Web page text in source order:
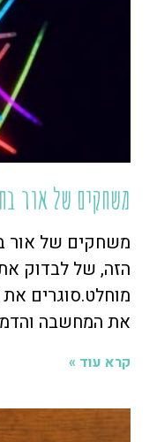
משחקים של אור
משחקים של אור
הזה, של לבדוק
מוחלט.סוגרים
את המחשבה
קרא עוד »